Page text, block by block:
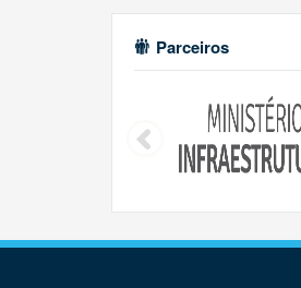
Parceiros